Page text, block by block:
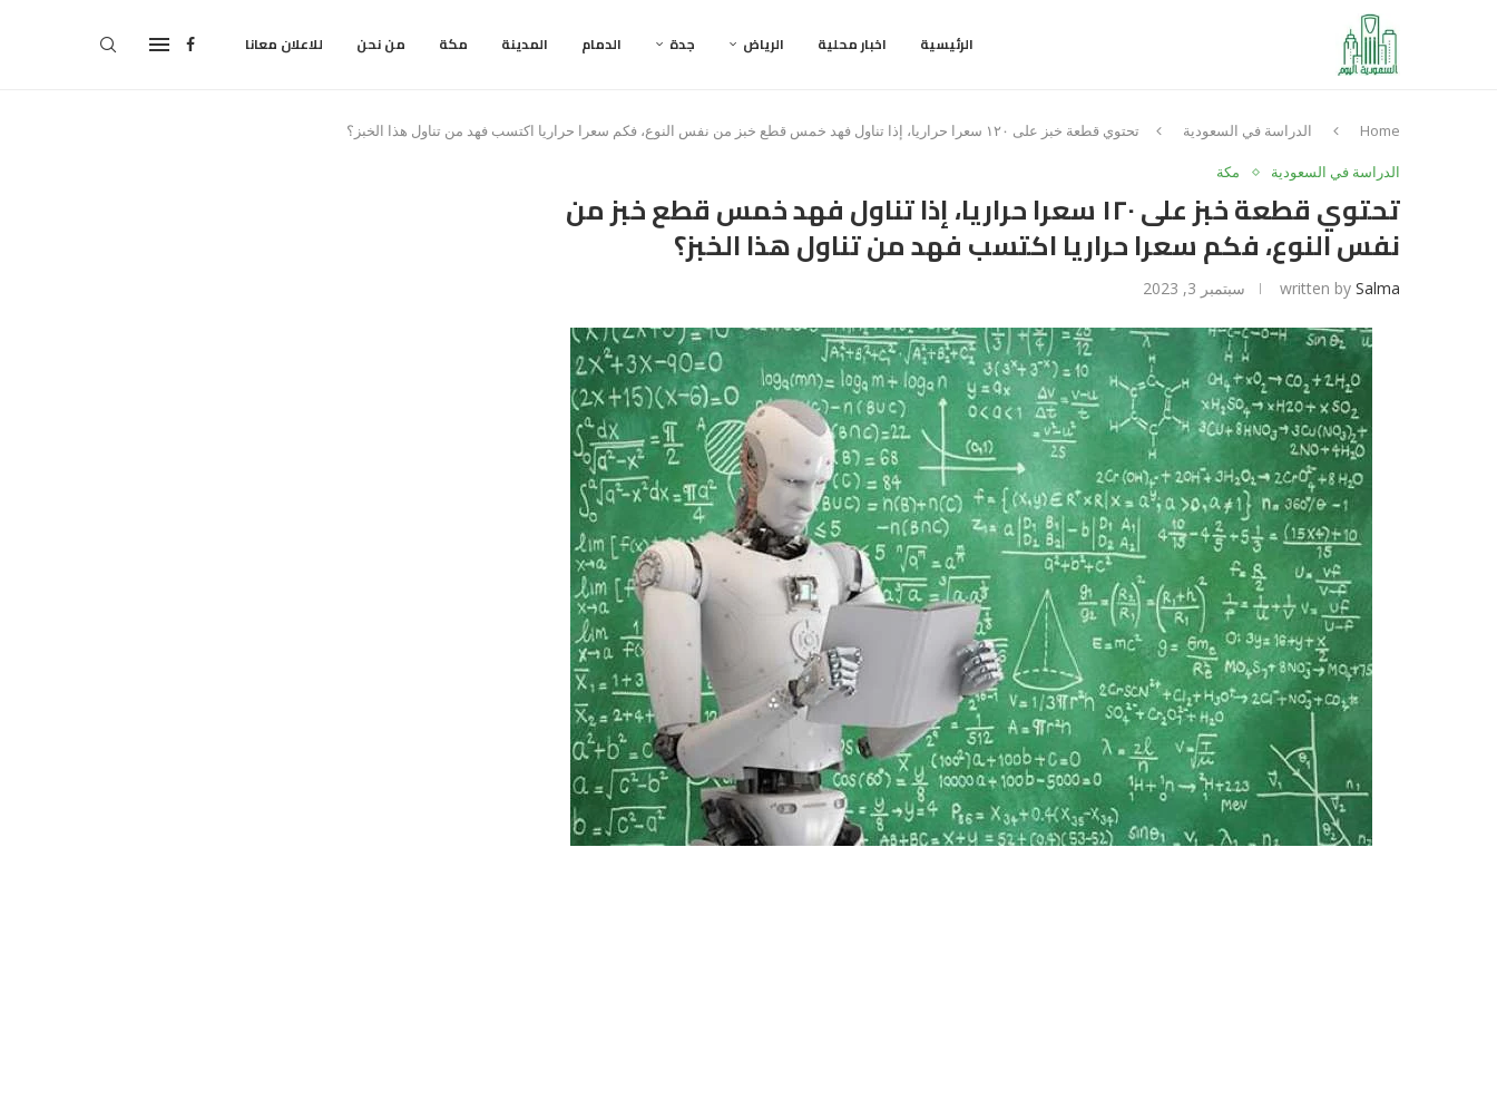
الرئيسية اخبار محلية الرياض جدة الدمام المدينة مكة من نحن للاعلان معانا
Home الدراسة في السعودية تحتوي قطعة خبز على ١٢٠ سعرا حراريا، إذا تناول فهد خمس قطع خبز من نفس النوع، فكم سعرا حراريا اكتسب فهد من تناول هذا الخبز؟
الدراسة في السعودية مكة
تحتوي قطعة خبز على ١٢٠ سعرا حراريا، إذا تناول فهد خمس قطع خبز من
نفس النوع، فكم سعرا حراريا اكتسب فهد من تناول هذا الخبز؟
written by Salma سبتمبر 3, 2023